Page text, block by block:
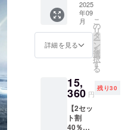
ござい
ます。
その際
は活動
報告に
ので、
あらか
じめご
了承く
ださ
込みで
す。 ※
使用感
などお
客様の
よび返
品はで
きかね
ますの
でご注
価格
12,800
円(税込)
の
30%OF
F 【内
容】 ・
ade
Hoodie
1着 カ
ラー :
ブラッ
2025
年09
月
詳細を見る
こ
の
リ
タ
ー
ン
を
選
択
す
る
15,
360 円
残り30
【2セッ
ト割
40％OF